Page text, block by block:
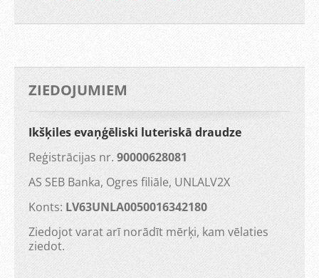
ZIEDOJUMIEM
Ikšķiles evaņģēliski luteriskā draudze
Reģistrācijas nr. 90000628081
AS SEB Banka, Ogres filiāle, UNLALV2X
Konts: LV63UNLA0050016342180
Ziedojot varat arī norādīt mērķi, kam vēlaties
ziedot.